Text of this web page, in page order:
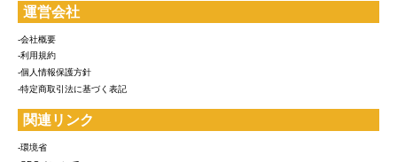
運営会社
-会社概要
-利用規約
-個人情報保護方針
-特定商取引法に基づく表記
関連リンク
-環境省